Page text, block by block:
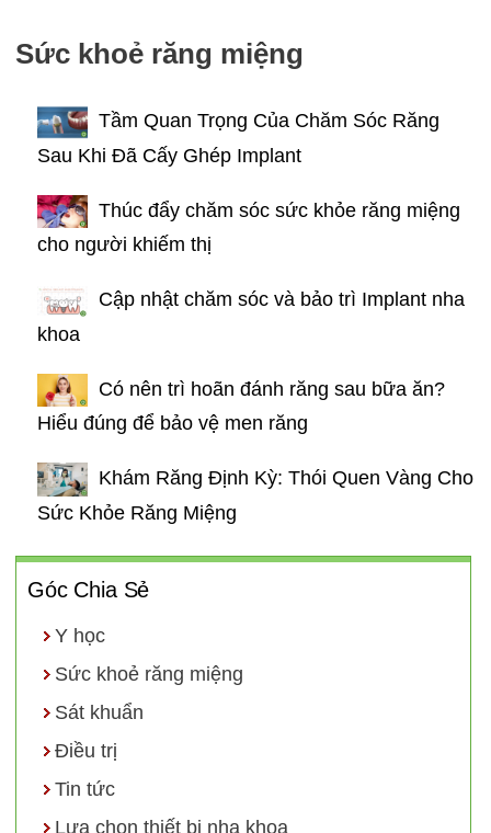
Sức khoẻ răng miệng
Tầm Quan Trọng Của Chăm Sóc Răng
Sau Khi Đã Cấy Ghép Implant
Thúc đẩy chăm sóc sức khỏe răng miệng
cho người khiếm thị
Cập nhật chăm sóc và bảo trì Implant nha
khoa
Có nên trì hoãn đánh răng sau bữa ăn?
Hiểu đúng để bảo vệ men răng
Khám Răng Định Kỳ: Thói Quen Vàng Cho
Sức Khỏe Răng Miệng
Góc Chia Sẻ
Y học
Sức khoẻ răng miệng
Sát khuẩn
Điều trị
Tin tức
Lựa chọn thiết bị nha khoa